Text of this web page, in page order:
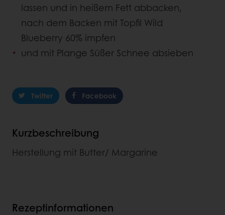
lassen und in heißem Fett abbacken,
nach dem Backen mit Topfil Wild
Blueberry 60% impfen
und mit Plange Süßer Schnee absieben
Twitter Facebook
Kurzbeschreibung
Herstellung mit Butter/ Margarine
Rezeptinformationen